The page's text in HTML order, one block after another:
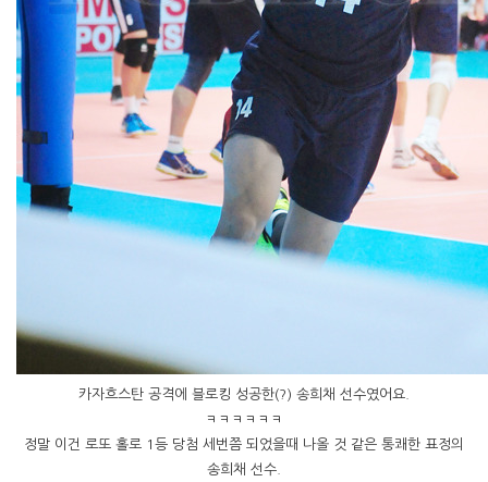
카자흐스탄 공격에 블로킹 성공한(?) 송희채 선수였어요.
ㅋㅋㅋㅋㅋㅋ
정말 이건 로또 홀로 1등 당첨 세번쯤 되었을때 나올 것 같은 통쾌한 표정의
송희채 선수.